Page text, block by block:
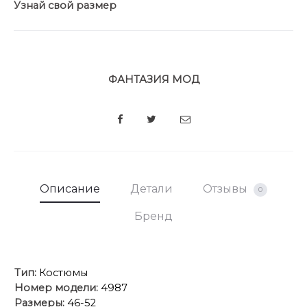
Узнай свой размер
ФАНТАЗИЯ МОД
SHARE
Описание Детали Отзывы 0
Бренд
Тип: Костюмы
Номер модели: 4987
Размеры: 46-52